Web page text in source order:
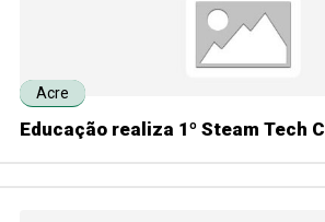
Acre
Educação realiza 1º Steam Tech